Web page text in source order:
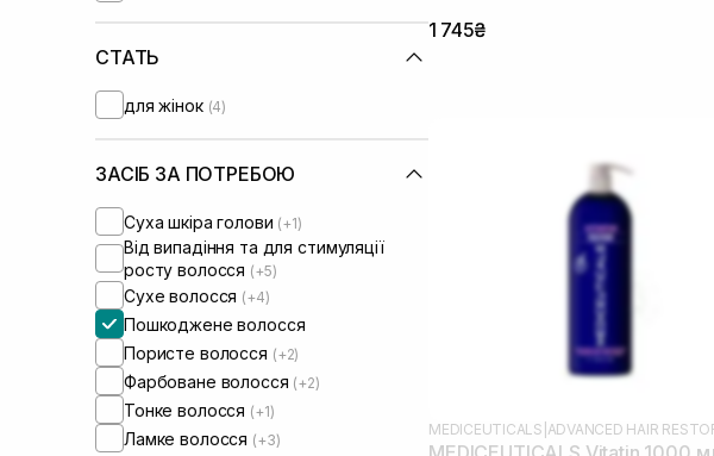
СТАТЬ
для жінок (4)
ЗАСІБ ЗА ПОТРЕБОЮ
Суха шкіра голови (+1)
Від випадіння та для стимуляції
росту волосся (+5)
Сухе волосся (+4)
Пошкоджене волосся
Пористе волосся (+2)
Фарбоване волосся (+2)
Тонке волосся (+1)
Ламке волосся (+3)
1 745₴
MEDICEUTICALS